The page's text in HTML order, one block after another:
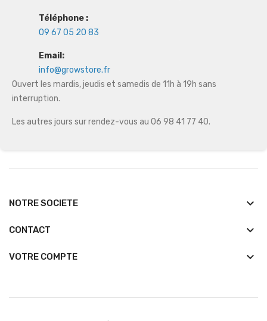
Téléphone :
09 67 05 20 83
Email:
info@growstore.fr
Ouvert les mardis, jeudis et samedis de 11h à 19h sans
interruption.
Les autres jours sur rendez-vous au 06 98 41 77 40.
NOTRE SOCIETE keyboard_arrow_down
CONTACT keyboard_arrow_down
VOTRE COMPTE 